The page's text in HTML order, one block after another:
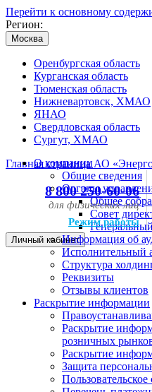
Перейти к основному
Регион:
Москва
Оренбургская область
Курганская область
Тюменская область
Нижневартовск, ХМАО
ЯНАО
Свердловская область
Сургут, ХМАО
Главная страница АО
8 800 250-60-06
для физических лиц
Режим работы
Личный кабинет
О компании
Общие сведения
Органы
Общее
Совет
Информация об
Исполнительный
Структура
Реквизиты
Отзывы клиентов
Раскрытие информации
Раскрытие
розничных
Раскрытие
Защита